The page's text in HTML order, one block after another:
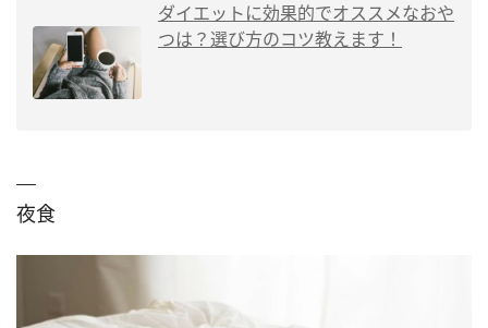
ダイエットに効果的でオススメなおや
つは？選び方のコツ教えます！
夜食